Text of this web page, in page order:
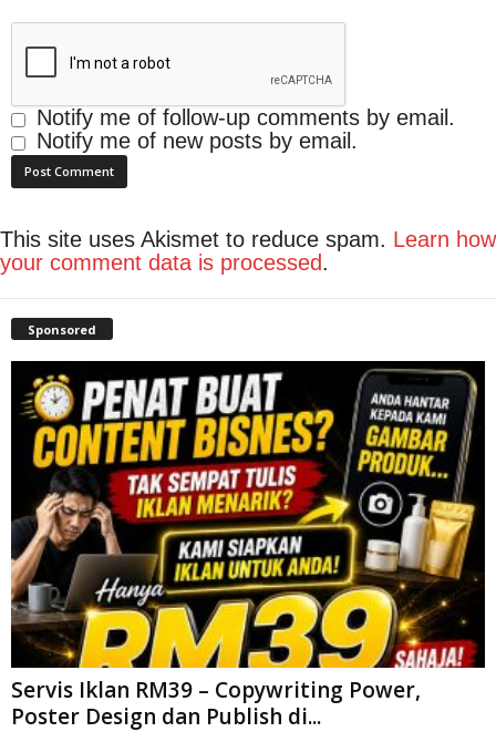
Notify me of follow-up comments by email.
Notify me of new posts by email.
This site uses Akismet to reduce spam. Learn how
your comment data is processed.
Sponsored
Servis Iklan RM39 – Copywriting Power,
Poster Design dan Publish di...